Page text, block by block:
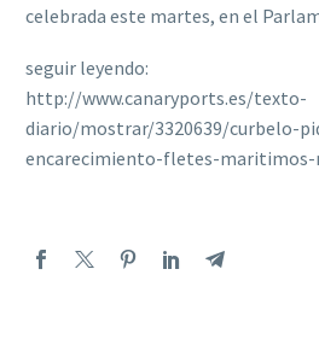
celebrada este martes, en el
seguir leyendo:
http://www.canaryports.es/texto-
diario/mostrar/3320639/curbelo-
encarecimiento-fletes-maritimos-